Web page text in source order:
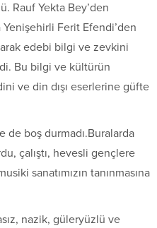
Rauf Yekta Bey’den
Yenişehirli Ferit Efendi’den
edebi bilgi ve zevkini
Bu bilgi ve kültürün
ve din dışı eserlerine güfte
boş durmadı.Buralarda
çalıştı, hevesli gençlere
sanatımızın tanınmasına
nazik, güleryüzlü ve